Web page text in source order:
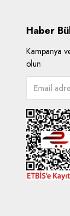
Haber
Kampanya
olun